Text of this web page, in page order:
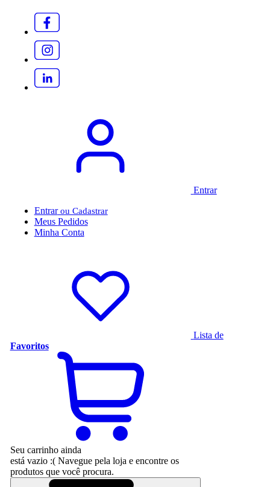
Entrar
Entrar
Meus Pedidos
Minha Conta
Lista de
Favoritos
Seu carrinho ainda
está vazio :( Navegue pela loja e encontre os
produtos que você procura.